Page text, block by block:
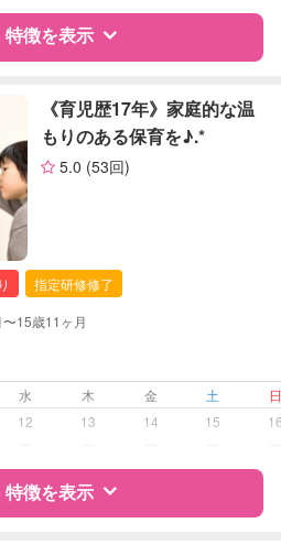
応可否は個別に相談
し
応不可
特徴を表示
自治体届出済ベビーシッター
朝対応
間対応
泊まり保育
対応可否は個別に相談
し
《育児歴17年》家庭的な温
もりのある保育を♪.*
5.0 (53回)
指定研修修了
15歳11ヶ月
水 木 金 土
12 13 14 15
特徴を表示